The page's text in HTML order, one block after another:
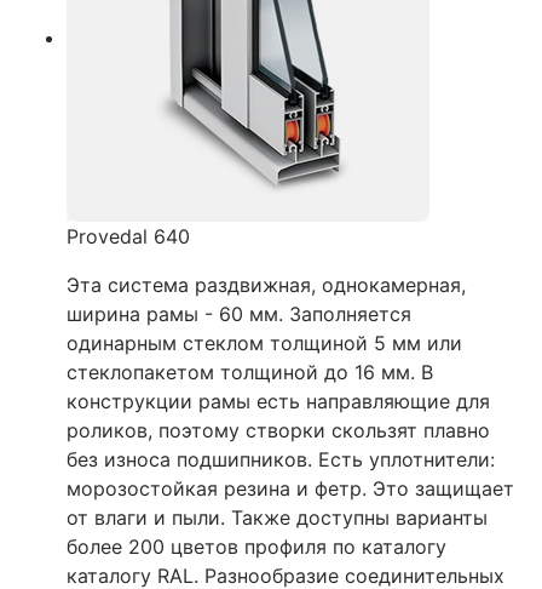
Provedal 640
Эта система раздвижная, однокамерная,
ширина рамы - 60 мм. Заполняется
одинарным стеклом толщиной 5 мм или
стеклопакетом толщиной до 16 мм. В
конструкции рамы есть направляющие для
роликов, поэтому створки скользят плавно
без износа подшипников. Есть уплотнители:
морозостойкая резина и фетр. Это защищает
от влаги и пыли. Также доступны варианты
более 200 цветов профиля по каталогу
каталогу RAL. Разнообразие соединительных